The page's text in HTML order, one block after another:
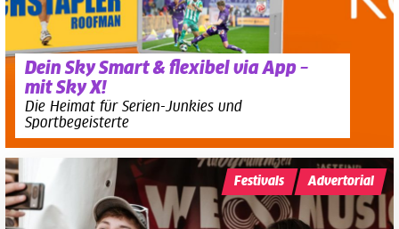
Dein Sky Smart & flexibel via App –
mit Sky X!
Die Heimat für Serien-Junkies und
Sportbegeisterte
Festivals Advertorial